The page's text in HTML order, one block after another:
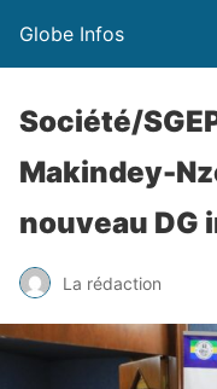
Globe Infos
Société/
Makindey-
nouveau DG
La rédaction